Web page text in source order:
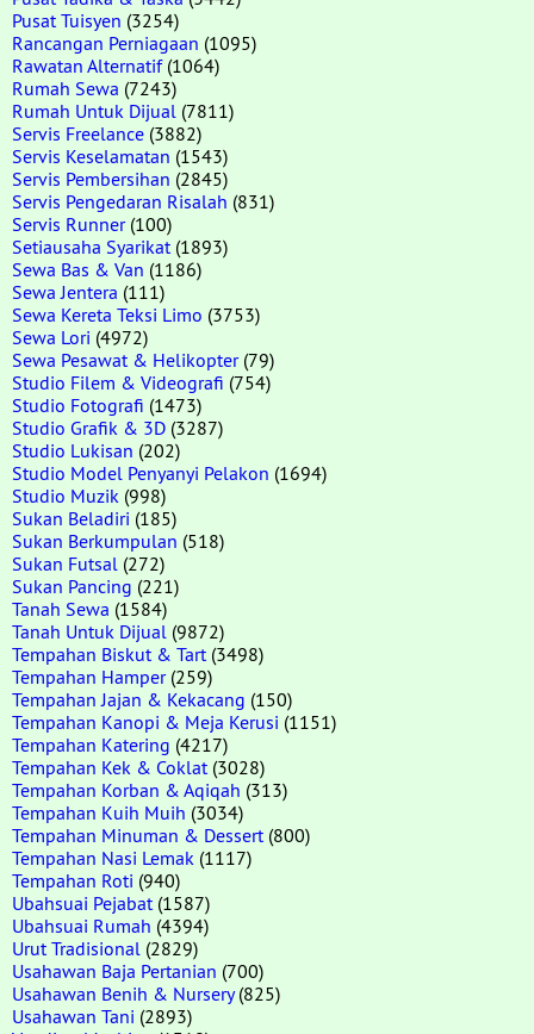
Pusat Tuisyen (3254)
Rancangan Perniagaan (1095)
Rawatan Alternatif(1064)
Rumah Sewa (7243)
Rumah Untuk Dijual (7811)
Servis Freelance (3882)
Servis Keselamatan (1543)
Servis Pembersihan (2845)
Servis Pengedaran Risalah (831)
Servis Runner(100)
Setiausaha Syarikat (1893)
Sewa Bas & Van (1186)
Sewa Jentera (111)
Sewa Kereta Teksi Limo (3753)
Sewa Lori (4972)
Sewa Pesawat & Helikopter(79)
Studio Filem & Videografi (754)
Studio Fotografi (1473)
Studio Grafik & 3D (3287)
Studio Lukisan (202)
Studio Model Penyanyi Pelakon (1694)
Studio Muzik (998)
Sukan Beladiri (185)
Sukan Berkumpulan (518)
Sukan Futsal (272)
Sukan Pancing (221)
Tanah Sewa (1584)
Tanah Untuk Dijual (9872)
Tempahan Biskut & Tart (3498)
Tempahan Hamper(259)
Tempahan Jajan & Kekacang (150)
Tempahan Kanopi & Meja Kerusi (1151)
Tempahan Katering (4217)
Tempahan Kek & Coklat (3028)
Tempahan Korban & Aqiqah (313)
Tempahan Kuih Muih (3034)
Tempahan Minuman & Dessert (800)
Tempahan Nasi Lemak (1117)
Tempahan Roti (940)
Ubahsuai Pejabat (1587)
Ubahsuai Rumah (4394)
Urut Tradisional (2829)
Usahawan Baja Pertanian (700)
Usahawan Benih & Nursery(825)
Usahawan Tani (2893)